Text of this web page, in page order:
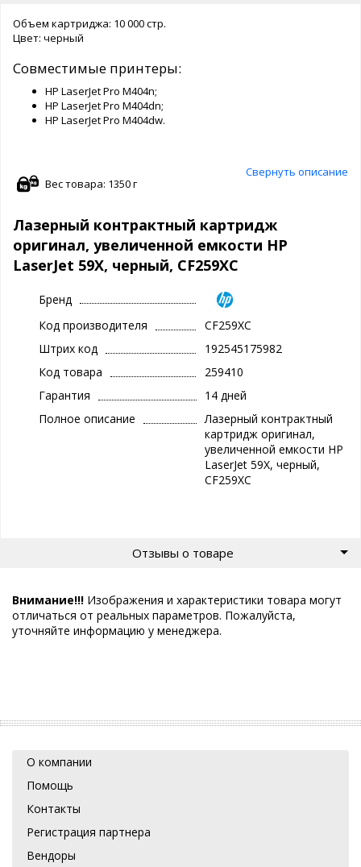
Объем картриджа: 10 000 стр.
Цвет: черный
Совместимые принтеры:
HP LaserJet Pro M404n;
HP LaserJet Pro M404dn;
HP LaserJet Pro M404dw.
Свернуть описание
Вес товара: 1350 г
Лазерный контрактный картридж
оригинал, увеличенной емкости HP
LaserJet 59X, черный, CF259XC
Бренд
Код производителя
CF259XC
Штрих код
192545175982
Код товара
259410
Гарантия
14 дней
Полное описание
Лазерный контрактный
картридж оригинал,
увеличенной емкости HP
LaserJet 59X, черный,
CF259XC
Отзывы о товаре
Внимание!!! Изображения и характеристики товара могут
отличаться от реальных параметров. Пожалуйста,
уточняйте информацию у менеджера.
О компании
Помощь
Контакты
Регистрация партнера
Вендоры